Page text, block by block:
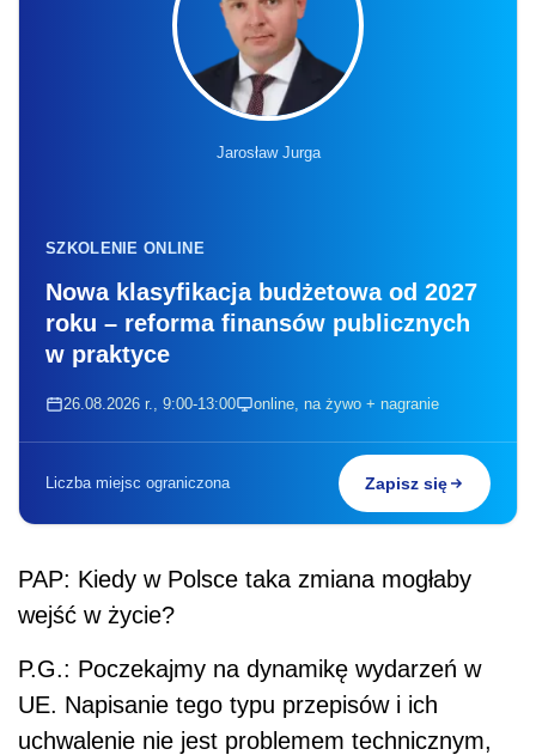
Jarosław Jurga
SZKOLENIE ONLINE
Nowa klasyfikacja budżetowa od 2027
roku – reforma finansów publicznych
w praktyce
26.08.2026 r., 9:00-13:00 online, na żywo + nagranie
Liczba miejsc ograniczona Zapisz się
PAP: Kiedy w Polsce taka zmiana mogłaby
wejść w życie?
P.G.: Poczekajmy na dynamikę wydarzeń w
UE. Napisanie tego typu przepisów i ich
uchwalenie nie jest problemem technicznym,